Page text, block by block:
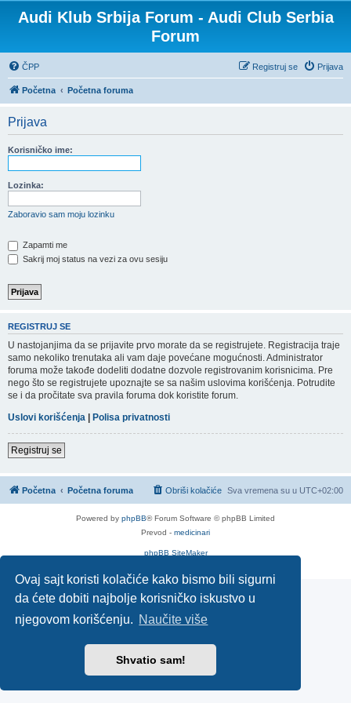
Ovaj sajt koristi kolačiće kako bismo bili sigurni
da ćete dobiti najbolje korisničko iskustvo u
njegovom korišćenju. Naučite više
Shvatio sam!
Audi Klub Srbija Forum - Audi Club Serbia
Forum
ČPP Prijava
Registruj se
Početna Početna foruma
Prijava
Korisničko ime:
Lozinka:
Zaboravio sam moju lozinku
Zapamti me
Sakrij moj status na vezi za ovu sesiju
REGISTRUJ SE
U nastojanjima da se prijavite prvo morate da se registrujete. Registracija traje
samo nekoliko trenutaka ali vam daje povećane mogućnosti. Administrator
foruma može takođe dodeliti dodatne dozvole registrovanim korisnicima. Pre
nego što se registrujete upoznajte se sa našim uslovima korišćenja. Potrudite
se i da pročitate sva pravila foruma dok koristite forum.
Uslovi korišćenja | Polisa privatnosti
Registruj se
Početna Početna foruma Sva vremena su u UTC+02:00
Obriši kolačiće
Powered by phpBB® Forum Software © phpBB Limited
Prevod - medicinari
phpBB SiteMaker